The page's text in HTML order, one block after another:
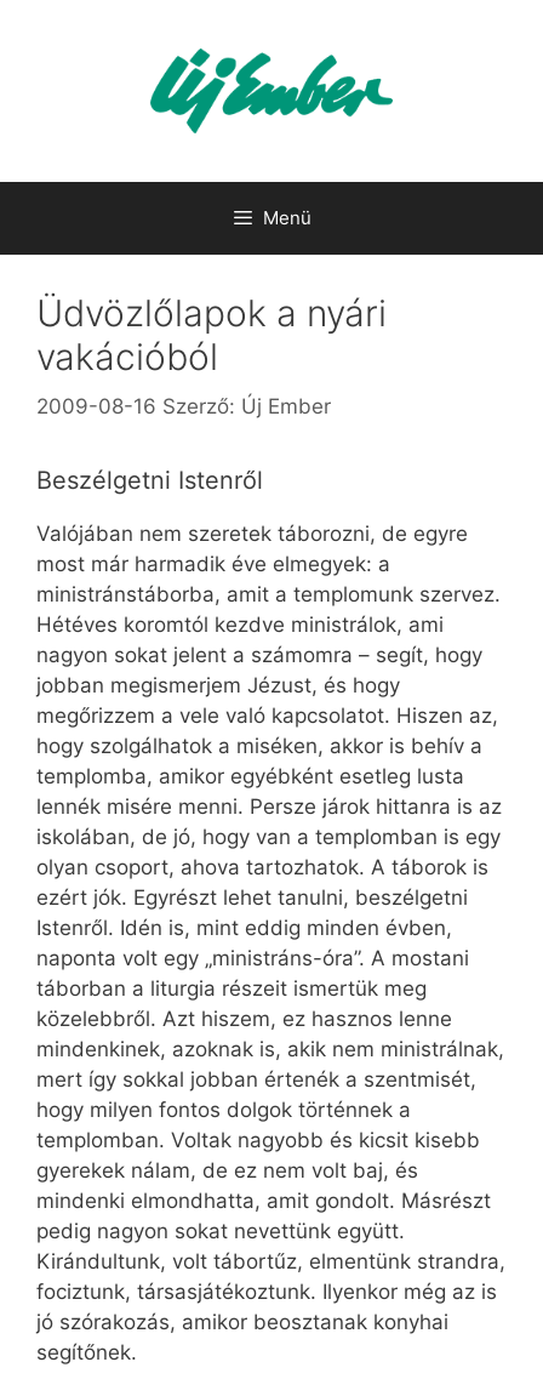
Menü
Üdvözlőlapok a nyári
vakációból
2009-08-16 Szerző: Új Ember
Beszélgetni Istenről
Valójában nem szeretek táborozni, de egyre
most már harmadik éve elmegyek: a
ministránstáborba, amit a templomunk szervez.
Hétéves koromtól kezdve ministrálok, ami
nagyon sokat jelent a számomra – segít, hogy
jobban megismerjem Jézust, és hogy
megőrizzem a vele való kapcsolatot. Hiszen az,
hogy szolgálhatok a miséken, akkor is behív a
templomba, amikor egyébként esetleg lusta
lennék misére menni. Persze járok hittanra is az
iskolában, de jó, hogy van a templomban is egy
olyan csoport, ahova tartozhatok. A táborok is
ezért jók. Egyrészt lehet tanulni, beszélgetni
Istenről. Idén is, mint eddig minden évben,
naponta volt egy „ministráns-óra”. A mostani
táborban a liturgia részeit ismertük meg
közelebbről. Azt hiszem, ez hasznos lenne
mindenkinek, azoknak is, akik nem ministrálnak,
mert így sokkal jobban értenék a szentmisét,
hogy milyen fontos dolgok történnek a
templomban. Voltak nagyobb és kicsit kisebb
gyerekek nálam, de ez nem volt baj, és
mindenki elmondhatta, amit gondolt. Másrészt
pedig nagyon sokat nevettünk együtt.
Kirándultunk, volt tábortűz, elmentünk strandra,
fociztunk, társasjátékoztunk. Ilyenkor még az is
jó szórakozás, amikor beosztanak konyhai
segítőnek.